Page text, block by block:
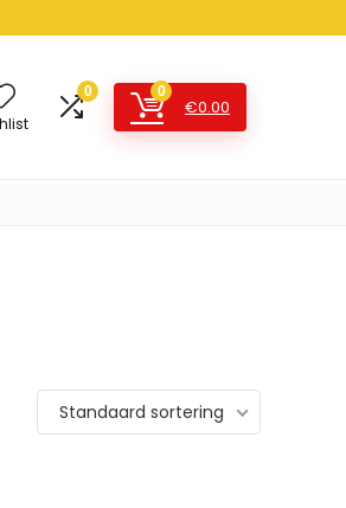
0 0
€0.00
Standaard sortering